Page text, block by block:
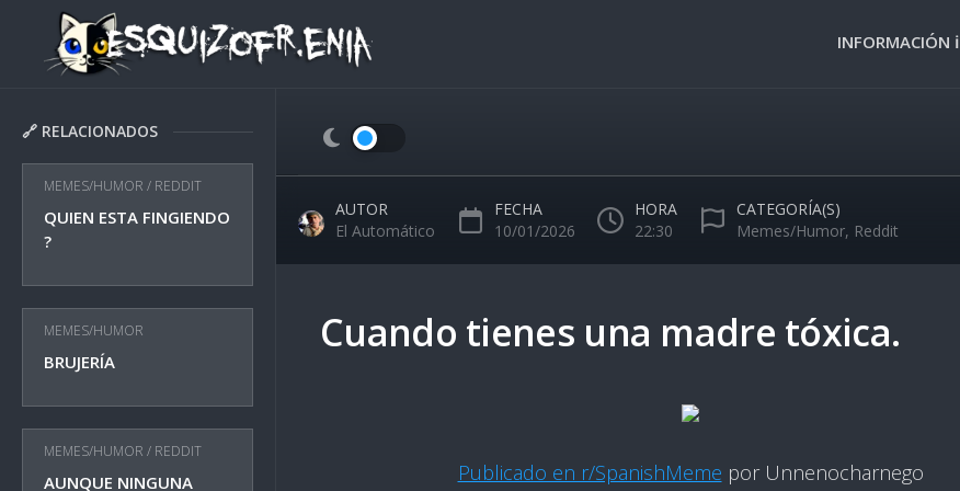
content
INFORMACIÓN ℹ️
NORMAS
USO
🚸
🔗 RELACIONADOS
MEMES/HUMOR / REDDIT
QUIEN ESTA FINGIENDO
?
MEMES/HUMOR
BRUJERÍA
MEMES/HUMOR / REDDIT
AUNQUE NINGUNA
AUTOR
El Automático
FECHA
10/01/2026
HORA
22:30
CATEGORÍA(S)
Memes/Humor, Reddit
Cuando tienes una madre tóxica.
Publicado en r/SpanishMeme por Unnenocharnego